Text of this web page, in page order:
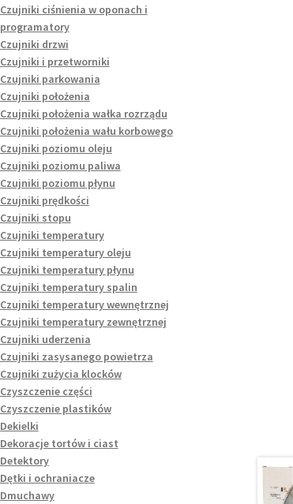
Czujniki ciśnienia w oponach i
programatory
Czujniki drzwi
Czujniki i przetworniki
Czujniki parkowania
Czujniki położenia
Czujniki położenia wałka rozrządu
Czujniki położenia wału korbowego
Czujniki poziomu oleju
Czujniki poziomu paliwa
Czujniki poziomu płynu
Czujniki prędkości
Czujniki stopu
Czujniki temperatury
Czujniki temperatury oleju
Czujniki temperatury płynu
Czujniki temperatury spalin
Czujniki temperatury wewnętrznej
Czujniki temperatury zewnętrznej
Czujniki uderzenia
Czujniki zasysanego powietrza
Czujniki zużycia klocków
Czyszczenie części
Czyszczenie plastików
Dekielki
Dekoracje tortów i ciast
Detektory
Dętki i ochraniacze
Dmuchawy